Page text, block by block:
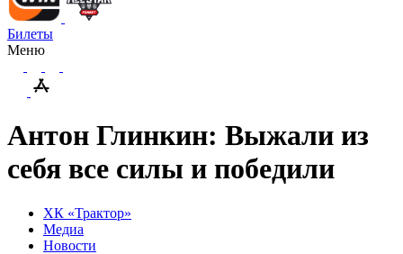
Билеты
Меню
Антон Глинкин: Выжали из
себя все силы и победили
ХК «Трактор»
Медиа
Новости